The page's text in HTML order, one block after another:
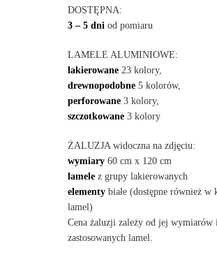
DOSTĘPNA:
3 – 5 dni od pomiaru
LAMELE ALUMINIOWE:
lakierowane23 kolory,
drewnopodobne5 kolorów,
perforowane3 kolory,
szczotkowane3 kolory
ŻALUZJA widoczna na zdjęciu:
wymiary60 cm x 120 cm
lamelez grupy lakierowanych
elementybiałe (dostępne również w
lamel)
Cena żaluzji zależy od jej wymiarów i
zastosowanych lamel.